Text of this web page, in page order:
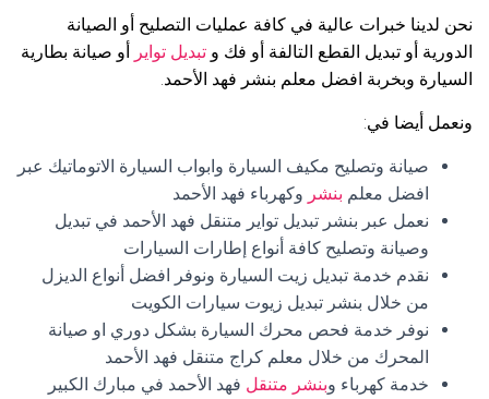
نحن لدينا خبرات عالية في كافة عمليات التصليح أو الصيانة
الدورية أو تبديل القطع التالفة أو فك و تبديل تواير أو صيانة بطارية
السيارة وبخربة افضل معلم بنشر فهد الأحمد.
ونعمل أيضا في:
صيانة وتصليح مكيف السيارة وابواب السيارة الاتوماتيك عبر
افضل معلم بنشر وكهرباء فهد الأحمد
نعمل عبر بنشر تبديل تواير متنقل فهد الأحمد في تبديل
وصيانة وتصليح كافة أنواع إطارات السيارات
نقدم خدمة تبديل زيت السيارة ونوفر افضل أنواع الديزل
من خلال بنشر تبديل زيوت سيارات الكويت
نوفر خدمة فحص محرك السيارة بشكل دوري او صيانة
المحرك من خلال معلم كراج متنقل فهد الأحمد
خدمة كهرباء وبنشر متنقل فهد الأحمد في مبارك الكبير